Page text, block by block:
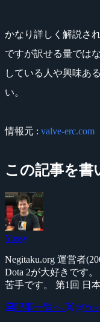
かなり詳しく解説さ
ですが訳せる量では
している人や興味あ
い。
情報元 : valve-erc.com
この記事を書
Yossy
Negitaku.org 運営者
Dota 2が大好きです
苦手です。 第1回 日
記事一覧へ